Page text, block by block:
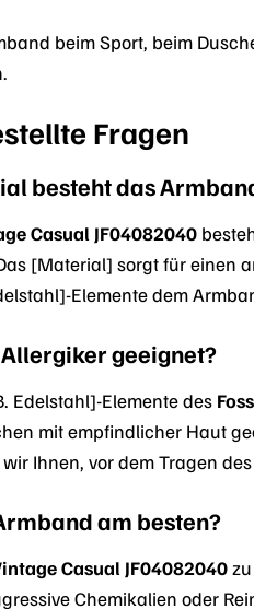
beim Sport, beim
Fragen
besteht das
Casual JF04082040
[Material] sorgt für
Elemente dem
geeignet?
Edelstahl]-Elemente des
mit empfindlicher Haut
Ihnen, vor dem Tragen
am besten?
Casual JF04082040
Chemikalien oder